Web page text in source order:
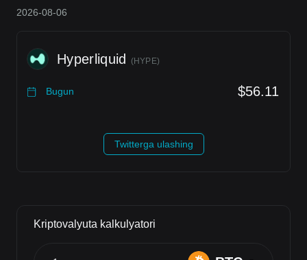
2026-08-06
Hyperliquid (HYPE)
Bugun $56.11
Twitterga ulashing